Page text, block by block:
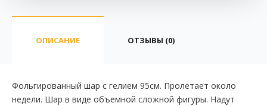
ОПИСАНИЕ ОТЗЫВЫ (0)
Фольгированный шар с гелием 95см. Пролетает около
недели. Шар в виде объемной сложной фигуры. Надут